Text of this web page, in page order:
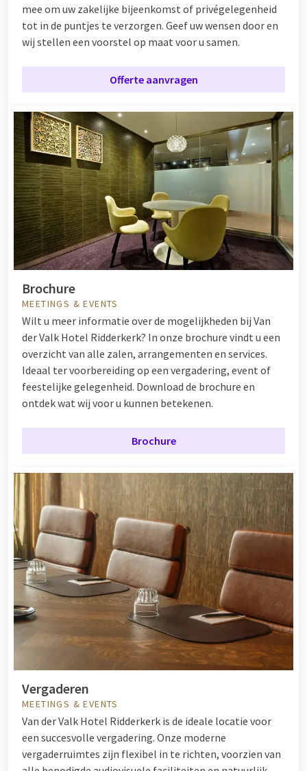
mee om uw zakelijke bijeenkomst of privégelegenheid
tot in de puntjes te verzorgen. Geef uw wensen door en
wij stellen een voorstel op maat voor u samen.
Offerte aanvragen
Brochure
MEETINGS & EVENTS
Wilt u meer informatie over de mogelijkheden bij Van
der Valk Hotel Ridderkerk? In onze brochure vindt u een
overzicht van alle zalen, arrangementen en services.
Ideaal ter voorbereiding op een vergadering, event of
feestelijke gelegenheid. Download de brochure en
ontdek wat wij voor u kunnen betekenen.
Brochure
Vergaderen
MEETINGS & EVENTS
Van der Valk Hotel Ridderkerk is de ideale locatie voor
een succesvolle vergadering. Onze moderne
vergaderruimtes zijn flexibel in te richten, voorzien van